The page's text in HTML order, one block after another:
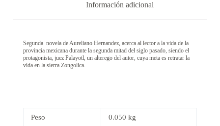
Información adicional
Segunda novela de Aureliano Hernandez, acerca al lector a la vida de la
provincia mexicana durante la segunda mitad del siglo pasado, siendo el
protagonista, juez Palayotl, un alterego del autor, cuya meta es retratar la
vida en la sierra Zongolica.
Peso 0.050 kg